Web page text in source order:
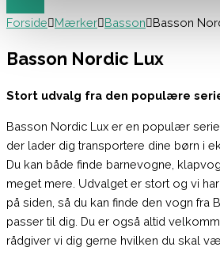
Forside Mærker Basson Basson
Basson Nordic Lux
Stort udvalg fra den populære
Basson Nordic Lux er en populær
der lader dig transportere dine børn i
Du kan både finde barnevogne,
meget mere. Udvalget er stort og vi
på siden, så du kan finde den vogn fra
passer til dig. Du er også altid
rådgiver vi dig gerne hvilken du skal